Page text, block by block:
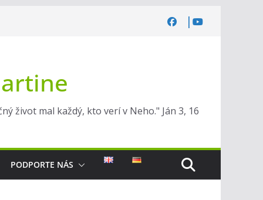
život mal každý, kto verí v Neho." Ján 3, 16
PODPORTE NÁS